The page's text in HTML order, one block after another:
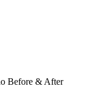
Before & After